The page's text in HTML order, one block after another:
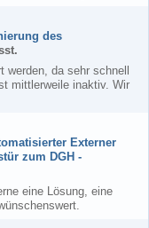
des
da sehr schnell
mittlerweile inaktiv. Wir
Externer
zum DGH -
eine Lösung, eine